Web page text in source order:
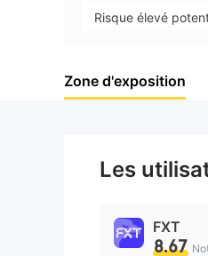
Risque élevé
Zone d'exposition
Les
FXT
8.67